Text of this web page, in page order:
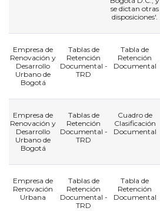
se dictan otras
disposiciones'.
Empresa de
Renovación y
Desarrollo
Urbano de
Bogotá
Tablas de
Retención
Documental -
TRD
Tabla de
Retención
Documental
Empresa de
Renovación y
Desarrollo
Urbano de
Bogotá
Tablas de
Retención
Documental -
TRD
Cuadro de
Clasificación
Documental
Empresa de
Renovación
Urbana
Tablas de
Retención
Documental -
TRD
Tabla de
Retención
Documental